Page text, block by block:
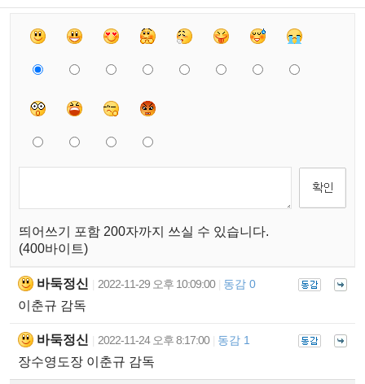
띄어쓰기 포함 200자까지 쓰실 수 있습니다.
(400바이트)
바둑정신 2022-11-29 오후 10:09:00 동감 0
이춘규 감독
바둑정신 2022-11-24 오후 8:17:00 동감 1
장수영도장 이춘규 감독